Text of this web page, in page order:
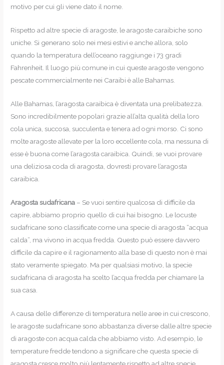
motivo per cui gli viene dato il nome.
Rispetto ad altre specie di aragoste, le aragoste caraibiche sono
uniche. Si generano solo nei mesi estivi e anche allora, solo
quando la temperatura dell’oceano raggiunge i 73 gradi
Fahrenheit. Il luogo più comune in cui queste aragoste vengono
pescate commercialmente nei Caraibi è alle Bahamas.
Alle Bahamas, l’aragosta caraibica è diventata una prelibatezza.
Sono incredibilmente popolari grazie all’alta qualità della loro
cola unica, succosa, succulenta e tenera ad ogni morso. Ci sono
molte aragoste allevate per la loro eccellente cola, ma nessuna di
esse è buona come l’aragosta caraibica. Quindi, se vuoi provare
una deliziosa coda di aragosta, dovresti provare l’aragosta
caraibica.
Aragosta sudafricana – Se vuoi sentire qualcosa di difficile da
capire, abbiamo proprio quello di cui hai bisogno. Le locuste
sudafricane sono classificate come una specie di aragosta “acqua
calda”, ma vivono in acqua fredda. Questo può essere davvero
difficile da capire e il ragionamento alla base di questo non è mai
stato veramente spiegato. Ma per qualsiasi motivo, la specie
sudafricana di aragosta ha scelto l’acqua fredda per chiamare la
sua casa.
A causa delle differenze di temperatura nelle aree in cui crescono,
le aragoste sudafricane sono abbastanza diverse dalle altre specie
di aragoste con acqua calda che abbiamo visto. Ad esempio, le
temperature fredde tendono a significare che questa specie di
aragosta cresce molto più lentamente rispetto ad altre specie.